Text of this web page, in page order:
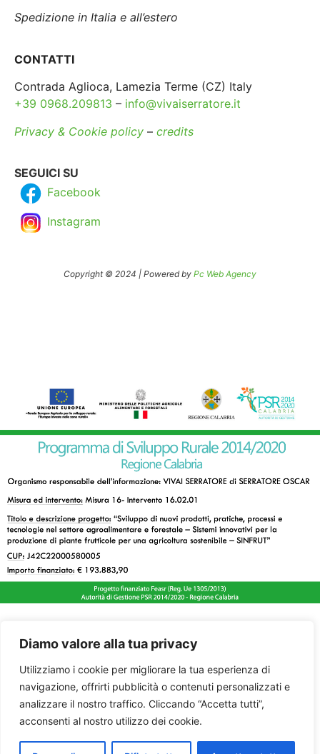
Diamo valore alla tua privacy
Utilizziamo i cookie per migliorare la tua esperienza di
navigazione, offrirti pubblicità o contenuti personalizzati e
analizzare il nostro traffico. Cliccando “Accetta tutti”,
acconsenti al nostro utilizzo dei cookie.
Spedizione in Italia e all’estero
CONTATTI
Contrada Aglioca, Lamezia Terme (CZ) Italy
+39 0968.209813 – info@vivaiserratore.it
Privacy & Cookie policy – credits
SEGUICI SU
Facebook
Instagram
Copyright © 2024 | Powered by Pc Web Agency